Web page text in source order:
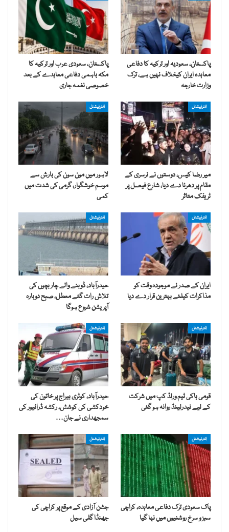
پاکستان، سعودیہ اور ترکیہ کا دفاعی
معاہدہ ایران کیخلاف نہیں ہے، ترک
وزارت خارجہ
پاکستان، سعودی عرب اور ترکیہ کا
مکہ باہمی دفاعی معاہدے کے بعد
خصوصی نغمہ جاری
انٹرنیشنل
میر رضا کیس، دوستوں نے نرسری کے
مقام پر دھرنا دے دیا، شارع فیصل پر
ٹریفک متاثر
انٹرنیشنل
لاہور میں مون سون کی بارش سے
موسم خوشگوار، گرمی کی شدت میں
کمی
انٹرنیشنل
ایران کے صدر نے موجودہ وقت کو
مذاکرات کیلئے بہترین قرار دے دیا
انٹرنیشنل
حیدرآباد، ڈوبنے والے چار بچوں کی
تلاش رات گئے معطل، صبح دوبارہ
آپریشن شروع ہوگا
انٹرنیشنل
قومی ہاکی ٹیم ورلڈ کپ میں شرکت
کے لیے نیدرلینڈ روانہ ہو گئی
انٹرنیشنل
حیدرآباد، کوٹری بیراج پر خاتون کی
خودکشی کی کوشش، رکشہ ڈرائیور کی
سمجھداری نے جان…
انٹرنیشنل
پاک سعودی ترک دفاعی معاہدہ، کراچی
سبز و سرخ روشنیوں میں نہا گیا
انٹرنیشنل
جشن آزادی کے موقع پر کراچی کی
جھنڈا گلی سیل